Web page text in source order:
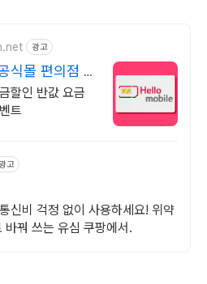
광고
식몰 편의점 유
할인 반값 요금
트
고
신비 걱정 없이 사용하세요! 위약
꿔 쓰는 유심 쿠팡에서.